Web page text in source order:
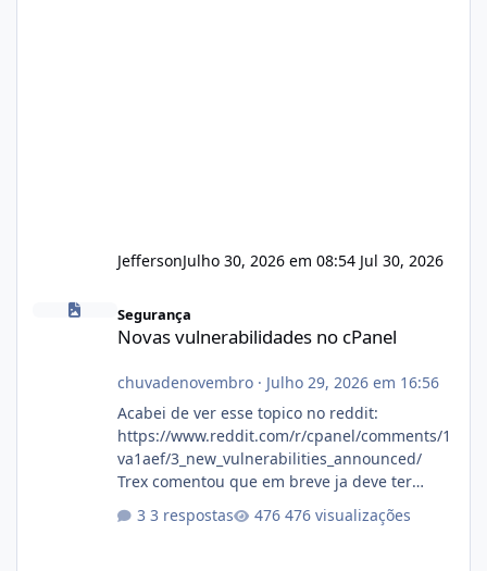
JeffersonJulho 30, 2026 em 08:54 Jul 30, 2026
Segurança
Novas vulnerabilidades no cPanel
chuvadenovembro· Julho 29, 2026 em 16:56
Acabei de ver esse topico no reddit:
https://www.reddit.com/r/cpanel/comments/1
va1aef/3_new_vulnerabilities_announced/
Trex comentou que em breve ja deve ter
3 respostas 476 visualizações